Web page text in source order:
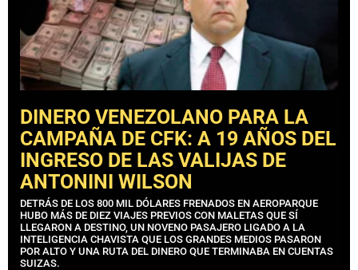
DINERO VENEZOLANO PARA LA
CAMPAÑA DE CFK: A 19 AÑOS DEL
INGRESO DE LAS VALIJAS DE
ANTONINI WILSON
DETRÁS DE LOS 800 MIL DÓLARES FRENADOS EN AEROPARQUE
HUBO MÁS DE DIEZ VIAJES PREVIOS CON MALETAS QUE SÍ
LLEGARON A DESTINO, UN NOVENO PASAJERO LIGADO A LA
INTELIGENCIA CHAVISTA QUE LOS GRANDES MEDIOS PASARON
POR ALTO Y UNA RUTA DEL DINERO QUE TERMINABA EN CUENTAS
SUIZAS.